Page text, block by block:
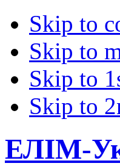
Skip to
Skip to
Skip to
Skip to
ЕЛІМ-